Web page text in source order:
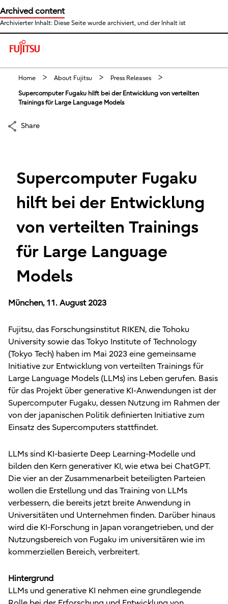
Archived content
Archivierter Inhalt: Diese Seite wurde archiviert, und der Inhalt ist
This is a skip link click here to skip to main contents
Home About Fujitsu Press Releases
Supercomputer Fugaku hilft bei der Entwicklung von verteilten
Trainings für Large Language Models
Share
Supercomputer Fugaku
hilft bei der Entwicklung
von verteilten Trainings
für Large Language
Models
München, 11. August 2023
Fujitsu, das Forschungsinstitut RIKEN, die Tohoku
University sowie das Tokyo Institute of Technology
(Tokyo Tech) haben im Mai 2023 eine gemeinsame
Initiative zur Entwicklung von verteilten Trainings für
Large Language Models (LLMs) ins Leben gerufen. Basis
für das Projekt über generative KI-Anwendungen ist der
Supercomputer Fugaku, dessen Nutzung im Rahmen der
von der japanischen Politik definierten Initiative zum
Einsatz des Supercomputers stattfindet.
LLMs sind KI-basierte Deep Learning-Modelle und
bilden den Kern generativer KI, wie etwa bei ChatGPT.
Die vier an der Zusammenarbeit beteiligten Parteien
wollen die Erstellung und das Training von LLMs
verbessern, die bereits jetzt breite Anwendung in
Universitäten und Unternehmen finden. Darüber hinaus
wird die KI-Forschung in Japan vorangetrieben, und der
Nutzungsbereich von Fugaku im universitären wie im
kommerziellen Bereich, verbreitert.
Hintergrund
LLMs und generative KI nehmen eine grundlegende